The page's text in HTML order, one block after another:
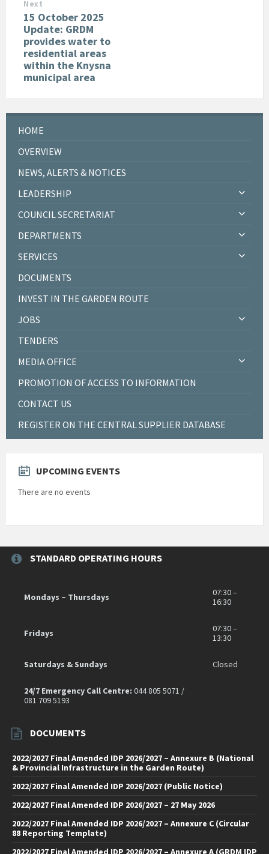
Next
15 October 2025
Update: GRDM
provides water to
residential areas
within the Knysna
municipal area
HOME
OVERVIEW
NEWS, ALERTS & NOTICES
LEADERSHIP
COUNCIL SECRETARIAT
DEPARTMENTS
SERVICES
DOCUMENTS
INVEST IN THE GARDEN ROUTE
JOBS
TENDERS
MEDIA OFFICE
PROMOTION OF ACCESS TO INFORMATION
CONTACT US
REGISTER ON THE CENTRAL SUPPLIER DATABASE
UPCOMING EVENTS
There are no events
STANDARD OPERATING HOURS
Mondays – Thursdays
07:30 –
16:30
Fridays
07:30 –
13:30
Saturdays & Sundays Closed
24/7 Emergency Call Centre: 044 805 5071 /
081 709 5193
DOCUMENTS
2022/2027 Final Amended IDP 2026/2027 – Annexure B (National
& Provincial Infrastructure in the Garden Route)
2022/2027 Final Amended IDP 2026/2027 (Public Notice)
2022/2027 Final Amended IDP 2026/2027 – 27 May 2026
2022/2027 Final Amended IDP 2026/2027 – Annexure C (Circular
88 Reporting Template)
2022/2027 Final Amended IDP 2026/2027 – Annexure A (GRDM IDP